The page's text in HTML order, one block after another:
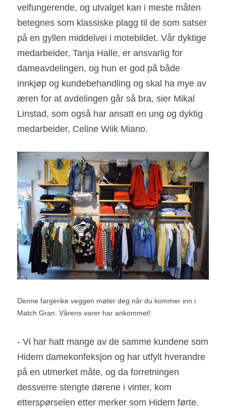
velfungerende, og utvalget kan i meste måten
betegnes som klassiske plagg til de som satser
på en gyllen middelvei i motebildet. Vår dyktige
medarbeider, Tanja Halle, er ansvarlig for
dameavdelingen, og hun er god på både
innkjøp og kundebehandling og skal ha mye av
æren for at avdelingen går så bra, sier Mikal
Linstad, som også har ansatt en ung og dyktig
medarbeider, Celine Wiik Miano.
Denne fargerike veggen møter deg når du kommer inn i
Match Gran. Vårens varer har ankommet!
- Vi har hatt mange av de samme kundene som
Hidem damekonfeksjon og har utfylt hverandre
på en utmerket måte, og da forretningen
dessverre stengte dørene i vinter, kom
etterspørselen etter merker som Hidem førte.